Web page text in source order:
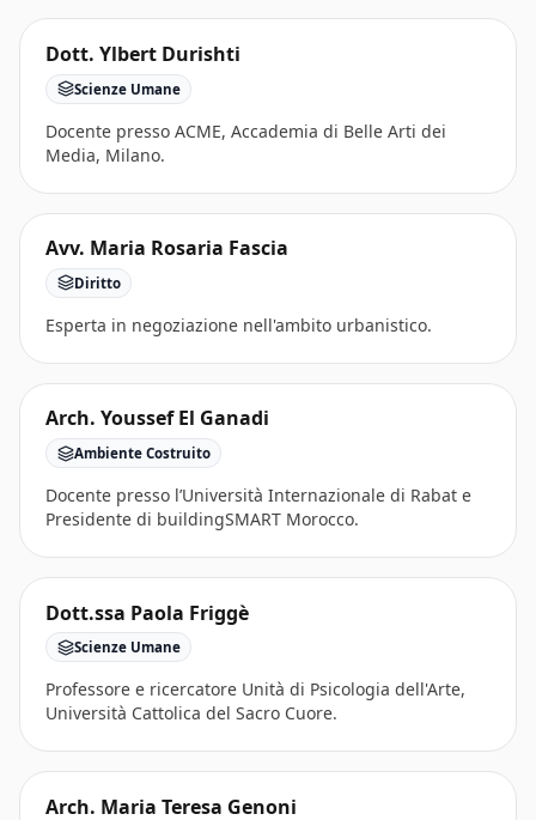
Dott. Ylbert Durishti
Scienze Umane
Docente presso ACME, Accademia di Belle Arti dei
Media, Milano.
Avv. Maria Rosaria Fascia
Diritto
Esperta in negoziazione nell'ambito urbanistico.
Arch. Youssef El Ganadi
Ambiente Costruito
Docente presso l’Università Internazionale di Rabat e
Presidente di buildingSMART Morocco.
Dott.ssa Paola Friggè
Scienze Umane
Professore e ricercatore Unità di Psicologia dell'Arte,
Università Cattolica del Sacro Cuore.
Arch. Maria Teresa Genoni